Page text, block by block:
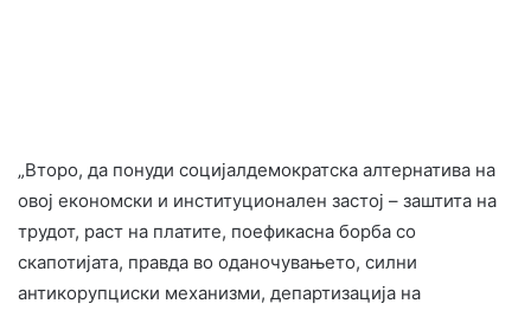
„Второ, да понуди социјалдемократска алтернатива на
овој економски и институционален застој – заштита на
трудот, раст на платите, поефикасна борба со
скапотијата, правда во оданочувањето, силни
антикорупциски механизми, департизација на